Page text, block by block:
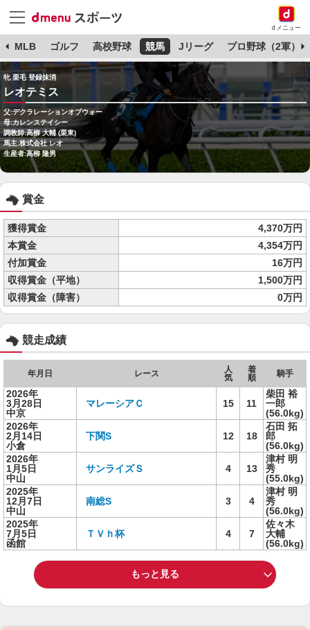
dメニュー
MLB ゴルフ 高校野球 競馬 Jリーグ プロ野球（2軍）
牝 栗毛 登録抹消
レオテミス
父:デクラレーションオブウォー
母:カレンステイシー
調教師:高柳 大輔 (栗東)
馬主:株式会社 レオ
生産者:高柳 隆男
賞金
獲得賞金
4,370万円
本賞金
4,354万円
付加賞金
16万円
収得賞金（平地）
1,500万円
収得賞金（障害）
0万円
競走成績
年月日 レース
人
気
着
順
騎手
2026年
3月28日
中京
マレーシアＣ 15 11
柴田 裕
一郎
(56.0kg)
2026年
2月14日
小倉
下関S 12 18
石田 拓
郎
(56.0kg)
2026年
1月5日
中山
サンライズＳ 4 13
津村 明
秀
(55.0kg)
2025年
12月7日
中山
南総S 3 4
津村 明
秀
(56.0kg)
2025年
7月5日
函館
ＴＶｈ杯 4 7
佐々木
大輔
(56.0kg)
もっと見る